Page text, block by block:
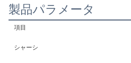
製品パラメータ
項目
シャーシ